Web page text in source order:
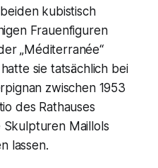
kubistisch
Frauenfiguren
„Méditerranée“
sie tatsächlich bei
zwischen 1953
des Rathauses
Maillols
lassen.